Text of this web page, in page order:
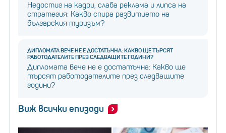
Недостиг на кадри, слаба реклама и липса на
стратегия: Какво спира развитието на
българския туризъм?
ДИПЛОМАТА ВЕЧЕ НЕ Е ДОСТАТЪЧНА: КАКВО ЩЕ ТЪРСЯТ
РАБОТОДАТЕЛИТЕ ПРЕЗ СЛЕДВАЩИТЕ ГОДИНИ?
Дипломата вече не е достатъчна: Какво ще
търсят работодателите през следващите
години?
Виж всички епизоди